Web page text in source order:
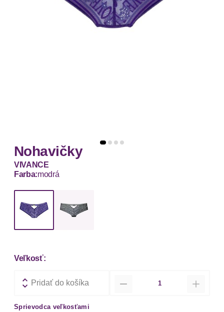
Nohavičky
VIVANCE
Farba:modrá
Veľkosť:
Pridať do košíka
Sprievodca veľkosťami